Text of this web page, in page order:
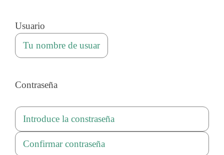
Usuario
Contraseña
Introduce
la